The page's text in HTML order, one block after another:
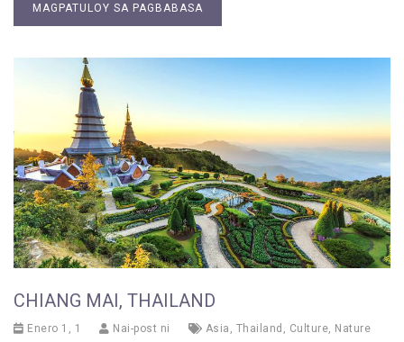
MAGPATULOY SA PAGBABASA
CHIANG MAI, THAILAND
Enero 1, 1 Nai-post ni Asia , Thailand , Culture, Nature